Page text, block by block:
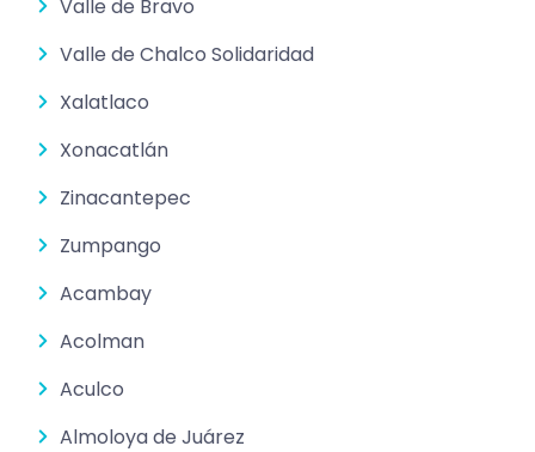
Valle de Bravo
Valle de Chalco Solidaridad
Xalatlaco
Xonacatlán
Zinacantepec
Zumpango
Acambay
Acolman
Aculco
Almoloya de Juárez